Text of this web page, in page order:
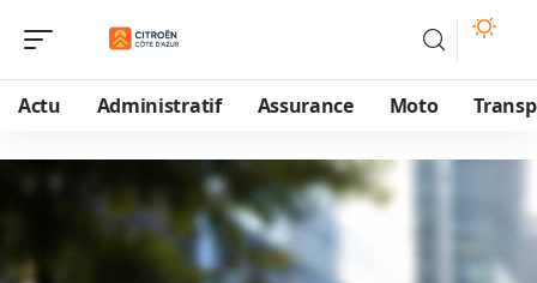
Actu Administratif Assurance Moto